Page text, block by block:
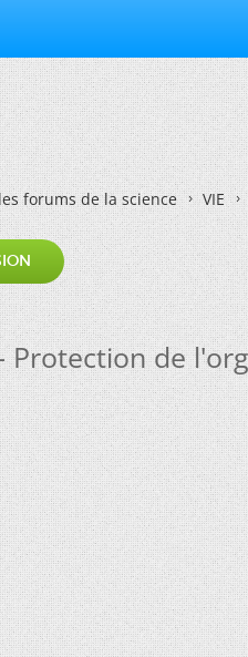
forums de la science VIE
Protection de